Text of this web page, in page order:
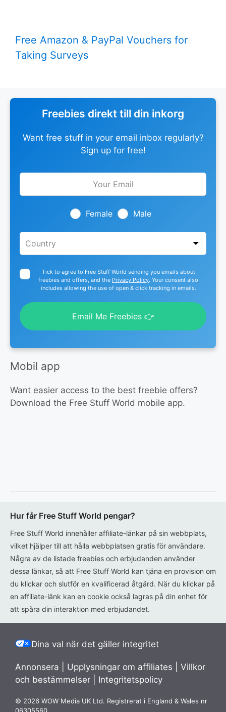
Free Amazon & PayPal Vouchers for
Taking Surveys
Freebies direkt till din inkorg
Want free stuff in your email inbox regularly?
Sign up for free!
Leave
Female Male
Tick to agree to Free Stuff World sending you emails about
freebies and offers, and the Privacy Policy. Your consent also
includes allowing the use of open & click tracking in emails.
Email Me Freebies 👉
Mobil app
Want easier access to the best freebie offers?
Download the Free Stuff World mobile app.
Hur får Free Stuff World pengar?
Free Stuff World innehåller affiliate-länkar på sin webbplats,
vilket hjälper till att hålla webbplatsen gratis för användare.
Några av de listade freebies och erbjudanden använder
dessa länkar, så att Free Stuff World kan tjäna en provision om
du klickar och slutför en kvalificerad åtgärd. När du klickar på
en affiliate-länk kan en cookie också lagras på din enhet för
att spåra din interaktion med erbjudandet.
Dina val när det gäller integritet
Annonsera Upplysningar om affiliates
Villkor
och bestämmelser
Integritetspolicy
© 2026 WOW Media UK Ltd. Registrerat i England & Wales nr